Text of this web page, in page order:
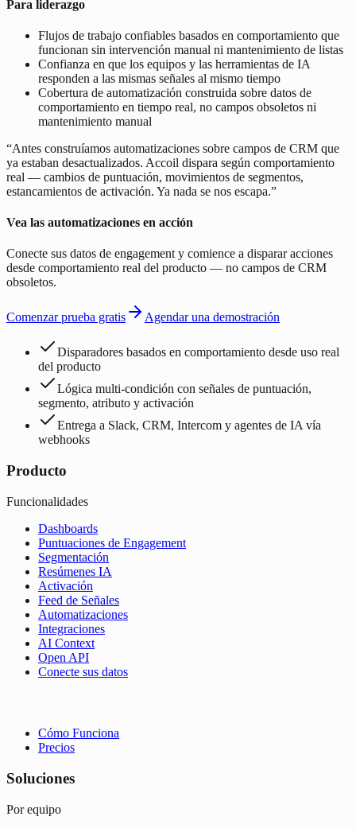
Para liderazgo
Flujos de trabajo confiables basados en comportamiento que
funcionan sin intervención manual ni mantenimiento de listas
Confianza en que los equipos y las herramientas de IA
responden a las mismas señales al mismo tiempo
Cobertura de automatización construida sobre datos de
comportamiento en tiempo real, no campos obsoletos ni
mantenimiento manual
“Antes construíamos automatizaciones sobre campos de CRM que
ya estaban desactualizados. Accoil dispara según comportamiento
real — cambios de puntuación, movimientos de segmentos,
estancamientos de activación. Ya nada se nos escapa.”
Vea las automatizaciones en acción
Conecte sus datos de engagement y comience a disparar acciones
desde comportamiento real del producto — no campos de CRM
obsoletos.
Comenzar prueba gratis Agendar una demostración
Disparadores basados en comportamiento desde uso real
del producto
Lógica multi-condición con señales de puntuación,
segmento, atributo y activación
Entrega a Slack, CRM, Intercom y agentes de IA vía
webhooks
Producto
Funcionalidades
Dashboards
Puntuaciones de Engagement
Segmentación
Resúmenes IA
Activación
Feed de Señales
Automatizaciones
Integraciones
AI Context
Open API
Conecte sus datos
Cómo Funciona
Precios
Soluciones
Por equipo